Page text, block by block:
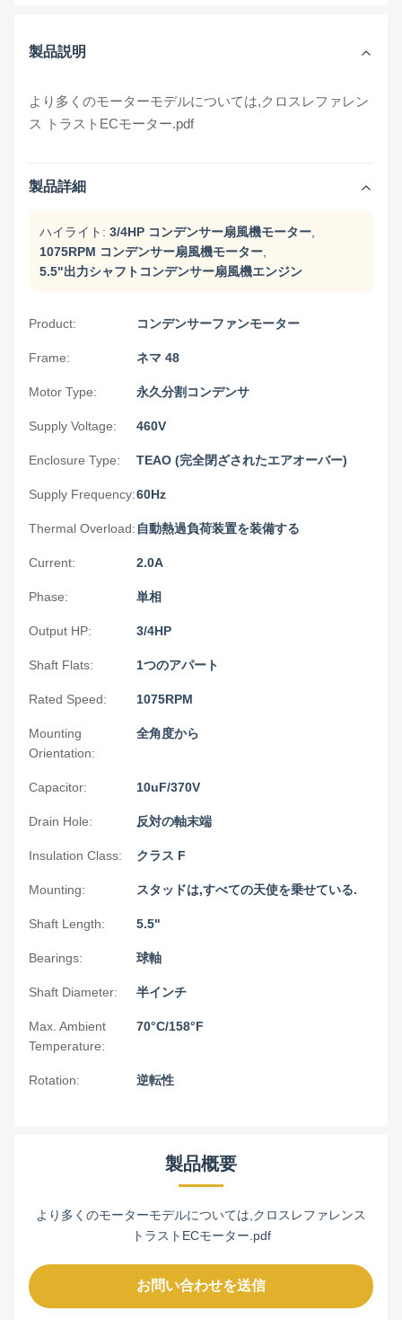
製品説明
より多くのモーターモデルについては,クロスレファレン
ス トラストECモーター.pdf
製品詳細
ハイライト: 3/4HP コンデンサー扇風機モーター
1075RPM コンデンサー扇風機モーター
5.5"出力シャフトコンデンサー扇風機エンジン
Product: コンデンサーファンモーター
Frame: ネマ 48
Motor Type: 永久分割コンデンサ
Supply Voltage: 460V
Enclosure Type: TEAO (完全閉ざされたエアオーバー)
Supply Frequency:60Hz
Thermal Overload: 自動熱過負荷装置を装備する
Current: 2.0A
Phase: 単相
Output HP: 3/4HP
Shaft Flats: 1つのアパート
Rated Speed: 1075RPM
Mounting
Orientation:
全角度から
Capacitor: 10uF/370V
Drain Hole: 反対の軸末端
Insulation Class: クラス F
Mounting: スタッドは,すべての天使を乗せている.
Shaft Length: 5.5"
Bearings: 球軸
Shaft Diameter: 半インチ
Max. Ambient
Temperature:
70°C/158°F
Rotation: 逆転性
製品概要
より多くのモーターモデルについては,クロスレファレンス
トラストECモーター.pdf
お問い合わせを送信